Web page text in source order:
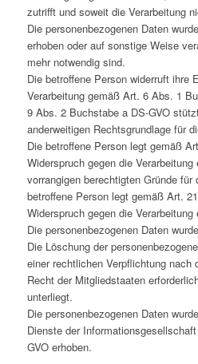
zutrifft und soweit die Verarbeitung
Die personenbezogenen Daten
erhoben oder auf sonstige Weise
mehr notwendig sind.
Die betroffene Person widerruft ihre
Verarbeitung gemäß Art. 6 Abs. 1
9 Abs. 2 Buchstabe a DS-GVO
anderweitigen Rechtsgrundlage für
Die betroffene Person legt gemäß
Widerspruch gegen die
vorrangigen berechtigten Gründe für
betroffene Person legt gemäß Art.
Widerspruch gegen die Verarbeitung
Die personenbezogenen Daten
Die Löschung der
einer rechtlichen Verpflichtung nach
Recht der Mitgliedstaaten
unterliegt.
Die personenbezogenen Daten
Dienste der
GVO erhoben.